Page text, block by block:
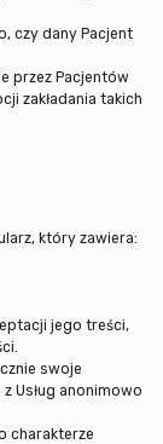
czy dany Pacjent
przez Pacjentów
zakładania takich
który zawiera:
jego treści,
swoje
Usług anonimowo
charakterze